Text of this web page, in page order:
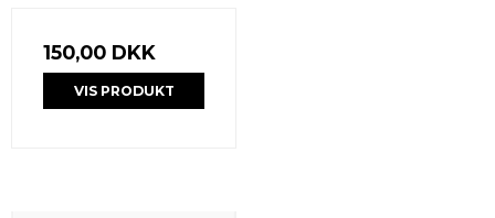
150,00 DKK
VIS PRODUKT